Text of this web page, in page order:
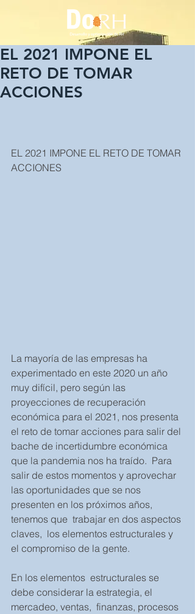
EL 2021 IMPONE EL
RETO DE TOMAR
ACCIONES
EL 2021 IMPONE EL RETO DE TOMAR
ACCIONES
La mayoría de las empresas ha
experimentado en este 2020 un año
muy difícil, pero según las
proyecciones de recuperación
económica para el 2021, nos presenta
el reto de tomar acciones para salir del
bache de incertidumbre económica
que la pandemia nos ha traído.  Para
salir de estos momentos y aprovechar
las oportunidades que se nos
presenten en los próximos años,
tenemos que  trabajar en dos aspectos
claves,  los elementos estructurales y
el compromiso de la gente.
En los elementos  estructurales se
debe considerar la estrategia, el
mercadeo, ventas,  finanzas, procesos